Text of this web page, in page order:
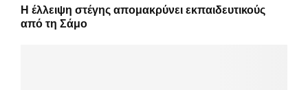
Η έλλειψη στέγης απομακρύνει εκπαιδευτικούς
από τη Σάμο